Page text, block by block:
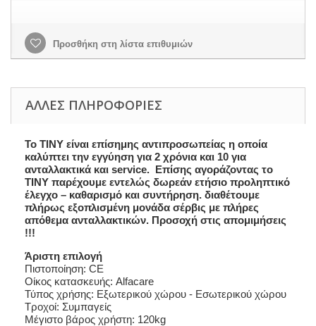
Προσθήκη στη λίστα επιθυμιών
ΆΛΛΕΣ ΠΛΗΡΟΦΟΡΊΕΣ
Το TINY είναι επίσημης αντιπροσωπείας η οποία
καλύπτει την εγγύηση για 2 χρόνια και 10 για
ανταλλακτικά και service. Επίσης αγοράζοντας το
TINY παρέχουμε εντελώς δωρεάν ετήσιο προληπτικό
έλεγχο – καθαρισμό και συντήρηση. διαθέτουμε
πλήρως εξοπλισμένη μονάδα σέρβις με πλήρες
απόθεμα ανταλλακτικών. Προσοχή στις απομιμήσεις
!!!
Άριστη επιλογή
Πιστοποίηση: CE
Οίκος κατασκευής: Alfacare
Τύπος χρήσης: Εξωτερικού χώρου - Εσωτερικού χώρου
Τροχοί: Συμπαγείς
Μέγιστο βάρος χρήστη: 120kg